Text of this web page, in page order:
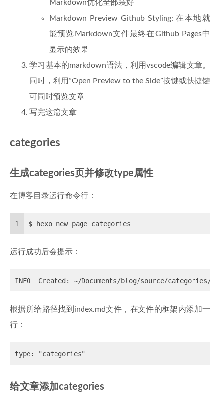
Markdown优化全部装好
Markdown Preview Github Styling: 在本地就
能预览Markdown文件最终在Github Pages中
显示的效果
学习基本的markdown语法，利用vscode编辑文章。
同时，利用”Open Preview to the Side”按键或快捷键
可同时预览文章
写完这篇文章
categories
生成categories页并修改type属性
在博客目录运行命令行：
1 $ hexo new page categories
运行成功后会提示：
根据所给路径找到index.md文件，在文件的框架内添加一
行：
给文章添加categories